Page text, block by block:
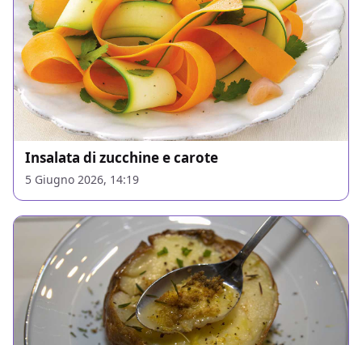
Insalata di zucchine e carote
5 Giugno 2026, 14:19